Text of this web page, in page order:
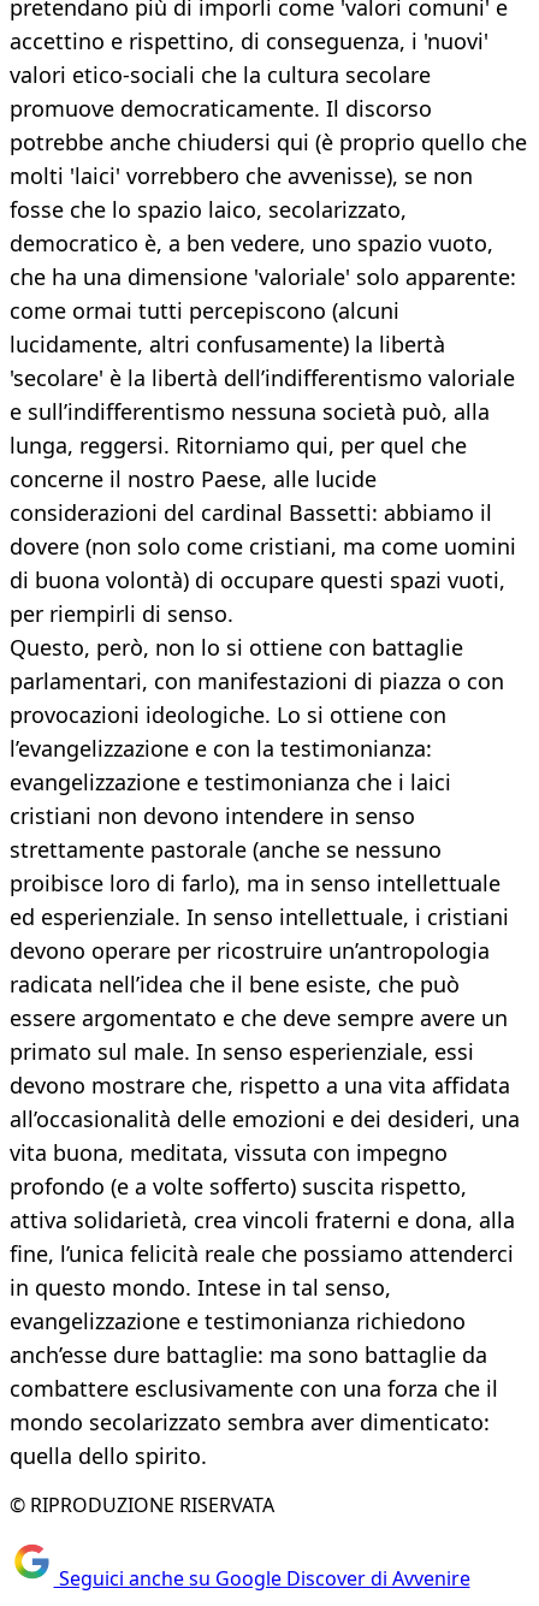
pretendano più di imporli come 'valori comuni' e
accettino e rispettino, di conseguenza, i 'nuovi'
valori etico-sociali che la cultura secolare
promuove democraticamente. Il discorso
potrebbe anche chiudersi qui (è proprio quello che
molti 'laici' vorrebbero che avvenisse), se non
fosse che lo spazio laico, secolarizzato,
democratico è, a ben vedere, uno spazio vuoto,
che ha una dimensione 'valoriale' solo apparente:
come ormai tutti percepiscono (alcuni
lucidamente, altri confusamente) la libertà
'secolare' è la libertà dell’indifferentismo valoriale
e sull’indifferentismo nessuna società può, alla
lunga, reggersi. Ritorniamo qui, per quel che
concerne il nostro Paese, alle lucide
considerazioni del cardinal Bassetti: abbiamo il
dovere (non solo come cristiani, ma come uomini
di buona volontà) di occupare questi spazi vuoti,
per riempirli di senso.
Questo, però, non lo si ottiene con battaglie
parlamentari, con manifestazioni di piazza o con
provocazioni ideologiche. Lo si ottiene con
l’evangelizzazione e con la testimonianza:
evangelizzazione e testimonianza che i laici
cristiani non devono intendere in senso
strettamente pastorale (anche se nessuno
proibisce loro di farlo), ma in senso intellettuale
ed esperienziale. In senso intellettuale, i cristiani
devono operare per ricostruire un’antropologia
radicata nell’idea che il bene esiste, che può
essere argomentato e che deve sempre avere un
primato sul male. In senso esperienziale, essi
devono mostrare che, rispetto a una vita affidata
all’occasionalità delle emozioni e dei desideri, una
vita buona, meditata, vissuta con impegno
profondo (e a volte sofferto) suscita rispetto,
attiva solidarietà, crea vincoli fraterni e dona, alla
fine, l’unica felicità reale che possiamo attenderci
in questo mondo. Intese in tal senso,
evangelizzazione e testimonianza richiedono
anch’esse dure battaglie: ma sono battaglie da
combattere esclusivamente con una forza che il
mondo secolarizzato sembra aver dimenticato:
quella dello spirito.
© RIPRODUZIONE RISERVATA
Seguici anche su Google Discover di Avvenire